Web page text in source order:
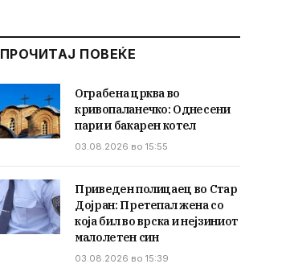
ПРОЧИТАЈ ПОВЕЌЕ
Ограбена црква во
кривопаланечко: Однесени
пари и бакарен котел
03.08.2026 во 15:55
Приведен полицаец во Стар
Дојран: Претепал жена со
која бил во врска и нејзиниот
малолетен син
03.08.2026 во 15:39